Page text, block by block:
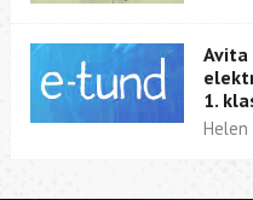
Avita
1.
Helen